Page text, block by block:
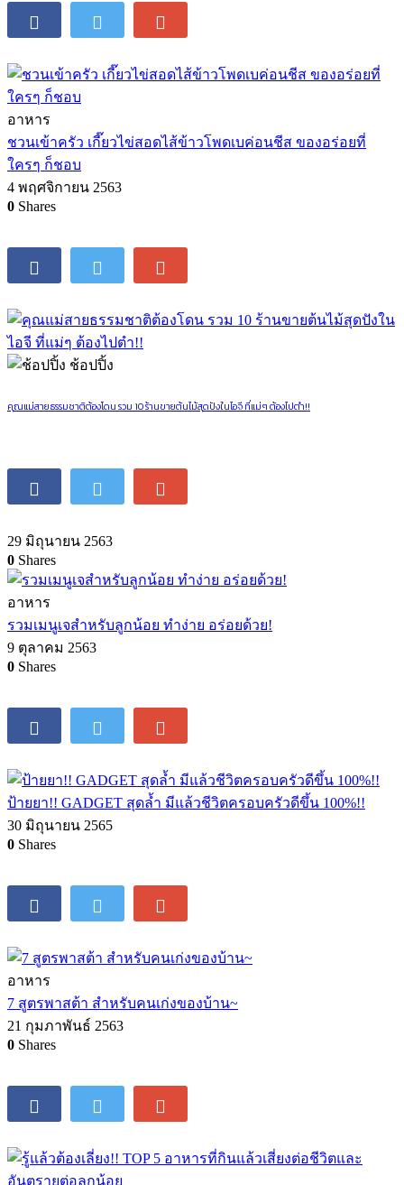
อาหาร
ชวนเข้าครัว เกี๊ยวไข่สอดไส้ข้าวโพดเบค่อนชีส ของอร่อยที่
ใครๆ ก็ชอบ
4 พฤศจิกายน 2563
0 Shares
ช้อปปิ้ง
คุณแม่สายธรรมชาติต้องโดน รวม 10 ร้านขายต้นไม้สุดปังในไอจี ที่แม่ๆ ต้องไปตำ!!
29 มิถุนายน 2563
0 Shares
อาหาร
รวมเมนูเจสำหรับลูกน้อย ทำง่าย อร่อยด้วย!
9 ตุลาคม 2563
0 Shares
ป้ายยา!! GADGET สุดล้ำ มีแล้วชีวิตครอบครัวดีขึ้น 100%!!
30 มิถุนายน 2565
0 Shares
อาหาร
7 สูตรพาสต้า สำหรับคนเก่งของบ้าน~
21 กุมภาพันธ์ 2563
0 Shares